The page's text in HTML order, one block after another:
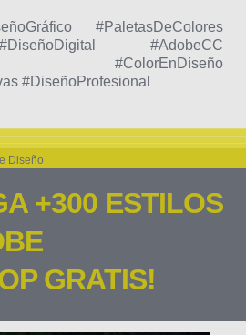
#PaletasDeColores
#AdobeCC
#ColorEnDiseño
#DiseñoProfesional
Diseño
+300 ESTILOS
GRATIS!